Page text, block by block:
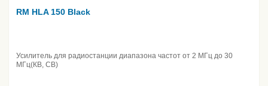
RM HLA 150 Black
Усилитель для радиостанции диапазона частот от 2 МГц до 30
МГц(КВ, CB)